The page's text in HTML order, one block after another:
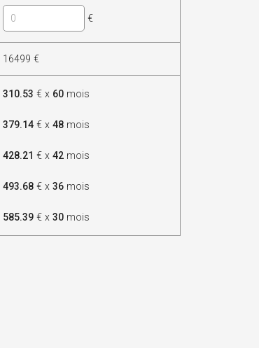
€
16499 €
310.53 € x 60 mois
379.14 € x 48 mois
428.21 € x 42 mois
493.68 € x 36 mois
585.39 € x 30 mois